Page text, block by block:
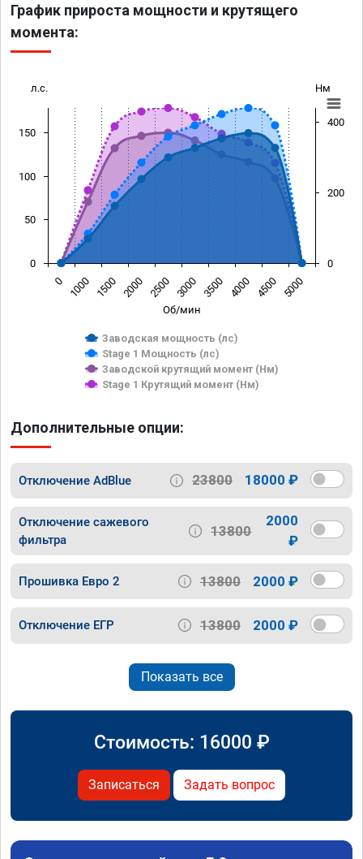
График прироста мощности и крутящего
момента:
Об/мин
л.с. Нм
Заводская мощность (лс)
Stage 1 Мощность (лс)
Заводской крутящий момент (Нм)
Stage 1 Крутящий момент (Нм)
0 1000 1500 2000 2500 3000 3500 4000 4500 5000
0
50
100
150
0
200
400
Дополнительные опции:
Отключение AdBlue 23800 18000 ₽
Отключение сажевого
фильтра
13800
2000
₽
Прошивка Евро 2 13800 2000 ₽
Отключение ЕГР 13800 2000 ₽
Показать все
Стоимость: 16000 ₽
Записаться Задать вопрос